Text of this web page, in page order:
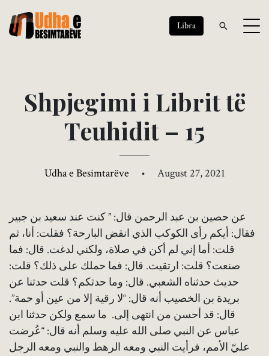
Libra
Shpjegimi i Librittë
Teuhidit – 15
Udha e Besimtarëve • August 27, 2021
عن حصين بن عبد الرحمن قال: ” كنت عند سعيد بن جبير
فقال: أيكم رأى الكوكب الذي انقض البارحة؟ فقلت: أنا، ثم
قلت: أما إني لم أكن في صلاة، ولكني لدغت. قال: فما
صنعت؟ قلت: ارتقيت. قال: فما حملك على ذلك؟ قلت:
حديث حدثناه الشعبي. قال: وما حدثكم؟ قلت حدثنا عن
بريدة بن الخصيب أنه قال: “لا رقية إلا من عين أو حمة”.
قال: قد أحسن من انتهى إلى. ما سمع ولكن حدثنا ابن
عباس عن النبي صلى الله عليه وسلم أنه قال: “عُرضت
عليّ الأمم، فرأيت النبي ومعه الرهط والنبي ومعه الرجل